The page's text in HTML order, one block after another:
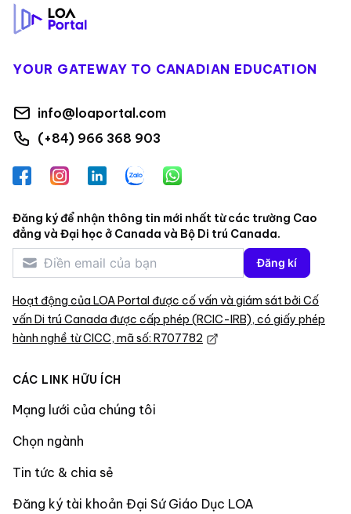
YOUR GATEWAY TO CANADIAN EDUCATION
info@loaportal.com
(+84) 966 368 903
FacebookInstagramLinkedInZalo WhatsApp
Đăng ký để nhận thông tin mới nhất từ các trường Cao
đẳng và Đại học ở Canada và Bộ Di trú Canada.
Đăng kí
Hoạt động của LOA Portal được cố vấn và giám sát bởi Cố
vấn Di trú Canada được cấp phép (RCIC-IRB), có giấy phép
hành nghề từ CICC, mã số: R707782
CÁC LINK HỮU ÍCH
Mạng lưới của chúng tôi
Chọn ngành
Tin tức & chia sẻ
Đăng ký tài khoản Đại Sứ Giáo Dục LOA